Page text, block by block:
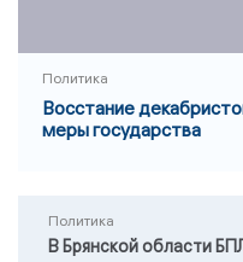
Политика
Восстание
меры государства
Политика
В Брянской области